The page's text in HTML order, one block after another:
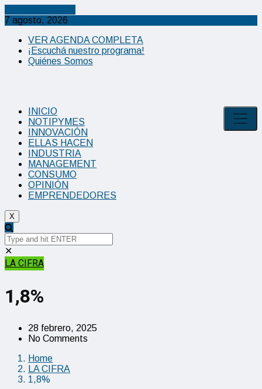
7 agosto, 2026
VER AGENDA COMPLETA
¡Escuchá nuestro programa!
Quiénes Somos
INICIO
NOTIPYMES
INNOVACIÓN
ELLAS HACEN
INDUSTRIA
MANAGEMENT
CONSUMO
OPINIÓN
EMPRENDEDORES
X
✕
LA CIFRA
1,8%
28 febrero, 2025
No Comments
Home
LA CIFRA
1,8%